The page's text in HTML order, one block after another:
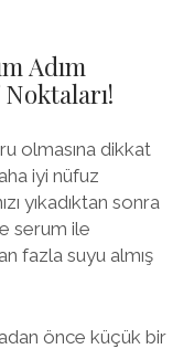
Adım
olmasına dikkat
iyi nüfuz
yıkadıktan sonra
serum ile
fazla suyu almış
önce küçük bir